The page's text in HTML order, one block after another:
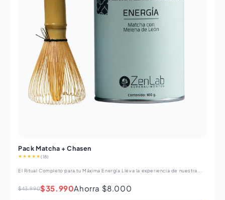
Pack Matcha + Chasen
★★★★★(18)
El Ritual Completo para tu Máxima Energía Lleva la experiencia de nuestra...
$43.990$35.990Ahorra $8.000